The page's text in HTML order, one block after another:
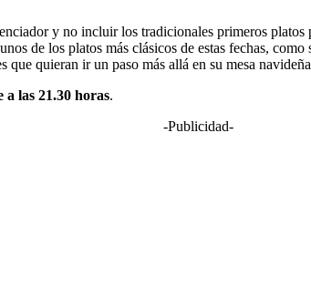
y no incluir los tradicionales primeros platos
de los platos más clásicos de estas fechas, como
quieran ir un paso más allá en su mesa
a las 21.30 horas.
-Publicidad-